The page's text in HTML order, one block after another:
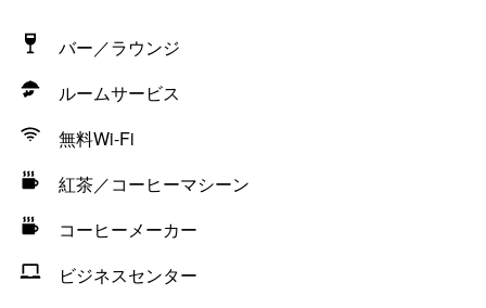
バー／ラウンジ
ルームサービス
無料Wi-Fi
紅茶／コーヒーマシーン
コーヒーメーカー
ビジネスセンター